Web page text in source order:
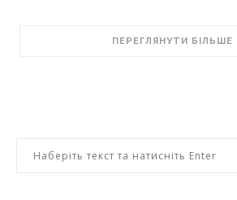
ПЕРЕГЛЯНУТИ БІЛЬШЕ